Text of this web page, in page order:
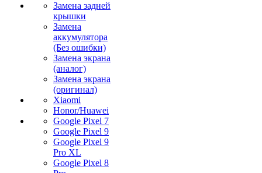
Замена задней
крышки
Замена
аккумулятора
(Без ошибки)
Замена экрана
(аналог)
Замена экрана
(оригинал)
Xiaomi
Honor/Huawei
Google Pixel 7
Google Pixel 9
Google Pixel 9
Pro XL
Google Pixel 8